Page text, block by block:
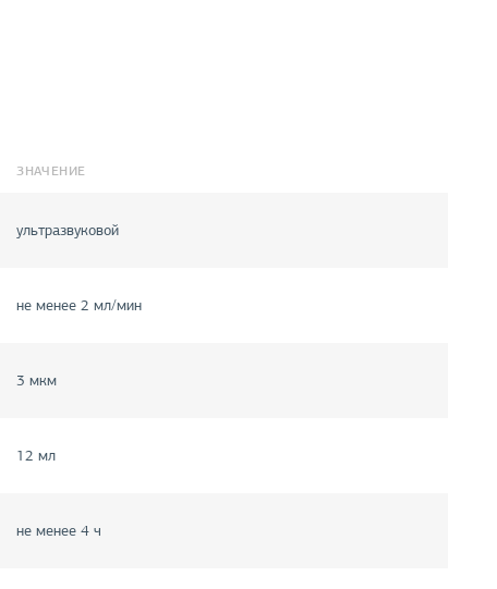
ЗНАЧЕНИЕ
ультразвуковой
не менее 2 мл/мин
3 мкм
12 мл
не менее 4 ч